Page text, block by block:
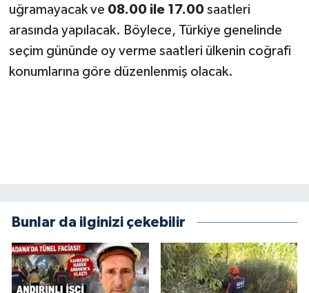
uğramayacak ve 08.00 ile 17.00saatleri
arasında yapılacak. Böylece, Türkiye genelinde
seçim gününde oy verme saatleri ülkenin coğrafi
konumlarına göre düzenlenmiş olacak.
Bunlar da ilginizi çekebilir
Genel
Politika
SEÇİM 2015
ÇEVRE